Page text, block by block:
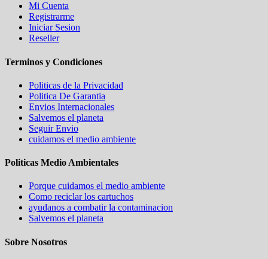
Mi Cuenta
Registrarme
Iniciar Sesion
Reseller
Terminos y Condiciones
Politicas de la Privacidad
Politica De Garantia
Envios Internacionales
Salvemos el planeta
Seguir Envio
cuidamos el medio ambiente
Politicas Medio Ambientales
Porque cuidamos el medio ambiente
Como reciclar los cartuchos
ayudanos a combatir la contaminacion
Salvemos el planeta
Sobre Nosotros